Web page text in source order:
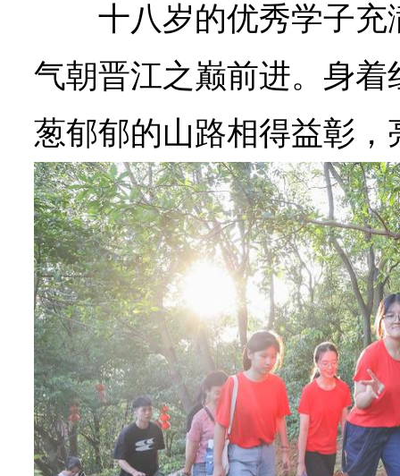
十八岁的优秀学子
气朝晋江之巅前进。身
葱郁郁的山路相得益彰，